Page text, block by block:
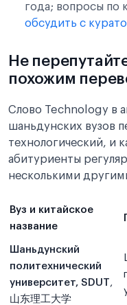
года; вопросы по
обсудить с
Не
похожим
Слово Technology в
шаньдунских вузов
технологический, и
абитуриенты
несколькими
Вуз и китайское
название
Шаньдунский
политехнический
университет, SDUT,
山东理工大学